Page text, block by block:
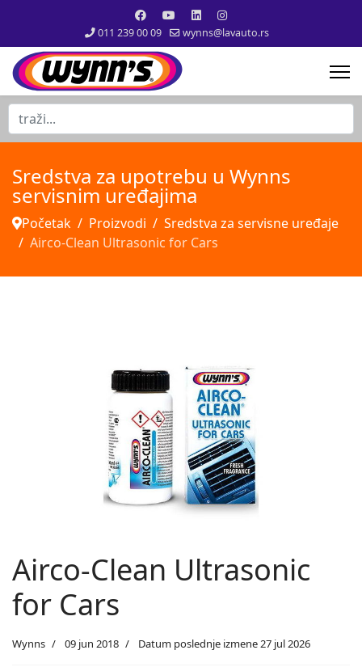
011 239 00 09 wynns@lavauto.rs
traži...
Sredstva za upotrebu u Wynns
servisnim uređajima
Početak Proizvodi
Sredstva za servisne uređaje
Airco-Clean Ultrasonic for Cars
Airco-Clean Ultrasonic
for Cars
Wynns 09 jun 2018 Datum poslednje izmene 27 jul 2026